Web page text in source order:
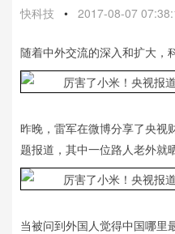
快科技 • 2017-08-07
随着中外交流的深入和扩大，
昨晚，雷军在微博分享了央视
题报道，其中一位路人老外就
当被问到外国人觉得中国哪里